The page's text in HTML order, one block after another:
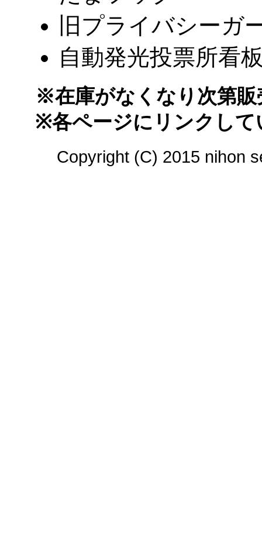
旧プライバシーガ
自動発光投票所看
※在庫がなくなり次第
※各ページにリンクして
Copyright (C) 2015 nihon